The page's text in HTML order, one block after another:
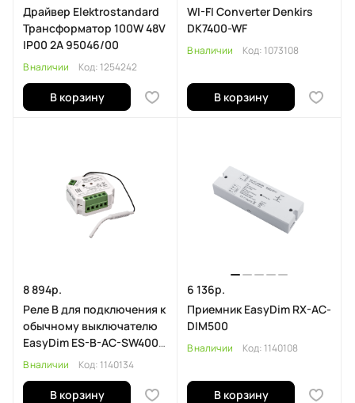
Драйвер Elektrostandard
Трансформатор 100W 48V
IP00 2A 95046/00
В наличии Код: 1254242
В корзину
WI-FI Converter Denkirs
DK7400-WF
В наличии Код: 1073108
В корзину
8 894р.
Реле В для подключения к
обычному выключателю
EasyDim ES-B-AC-SW400-
NF
В наличии Код: 1140134
В корзину
6 136р.
Приемник EasyDim RX-AC-
DIM500
В наличии Код: 1140108
В корзину